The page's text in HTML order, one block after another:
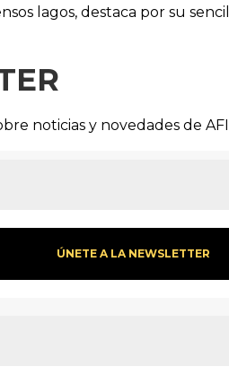
lagos, destaca por su
noticias y novedades de